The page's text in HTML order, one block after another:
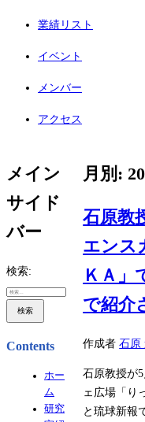
業績リスト
イベント
メンバー
アクセス
月別:
石原教
エンス
ＫＡ」
で紹介
作成者石原
石原教授が
ェ広場「り
と琉球新報
メイン
サイド
バー
検索:
Contents
ホー
ム
研究